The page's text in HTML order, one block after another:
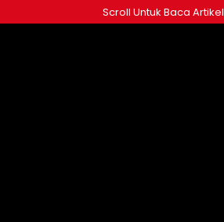
ke
Scroll Untuk Baca Artikel